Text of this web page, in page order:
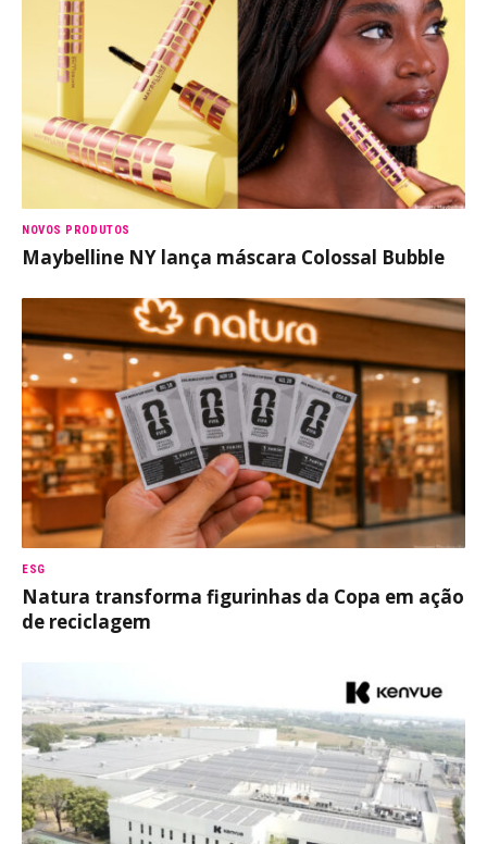
NOVOS PRODUTOS
Maybelline NY lança máscara Colossal Bubble
ESG
Natura transforma figurinhas da Copa em ação
de reciclagem